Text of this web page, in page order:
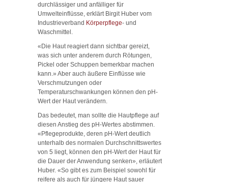
durchlässiger und anfälliger für
Umwelteinflüsse, erklärt Birgit Huber vom
Industrieverband Körperpflege- und
Waschmittel.
«Die Haut reagiert dann sichtbar gereizt,
was sich unter anderem durch Rötungen,
Pickel oder Schuppen bemerkbar machen
kann.» Aber auch äußere Einflüsse wie
Verschmutzungen oder
Temperaturschwankungen können den pH-
Wert der Haut verändern.
Das bedeutet, man sollte die Hautpflege auf
diesen Anstieg des pH-Wertes abstimmen.
«Pflegeprodukte, deren pH-Wert deutlich
unterhalb des normalen Durchschnittswertes
von 5 liegt, können den pH-Wert der Haut für
die Dauer der Anwendung senken», erläutert
Huber. «So gibt es zum Beispiel sowohl für
reifere als auch für jüngere Haut sauer